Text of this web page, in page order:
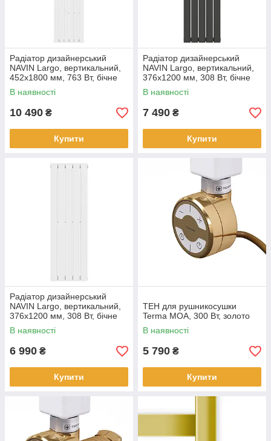
Радіатор дизайнерський
NAVIN Largo, вертикальний,
452x1800 мм, 763 Вт, бічне
підключення, білий
В наявності
10 490 ₴
Купити
Радіатор дизайнерський
NAVIN Largo, вертикальний,
376x1200 мм, 308 Вт, бічне
підключення, чорний муар
В наявності
7 490 ₴
Купити
Радіатор дизайнерський
NAVIN Largo, вертикальний,
376x1200 мм, 308 Вт, бічне
підключення, білий
В наявності
6 990 ₴
Купити
ТЕН для рушникосушки
Terma MOA, 300 Вт, золото
В наявності
5 790 ₴
Купити